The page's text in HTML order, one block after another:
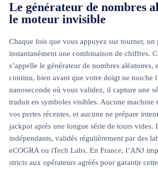
Le générateur de nombres
le moteur invisible
Chaque fois que vous appuyez sur tourner, un
instantanément une combinaison de chiffres.
s’appelle le générateur de nombres aléatoires,
continu, bien avant que votre doigt ne touche
nanoseconde où vous validez, il capture une
traduit en symboles visibles. Aucune machine
vos pertes récentes, et aucune ne prépare
jackpot après une longue série de tours vides.
indépendants, validés régulièrement par des
eCOGRA ou iTech Labs. En France, l’ANJ
stricts aux opérateurs agréés pour garantir